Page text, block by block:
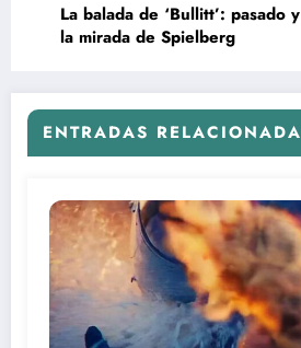
La balada de ‘Bullitt’: pasado
la mirada de Spielberg
ENTRADAS